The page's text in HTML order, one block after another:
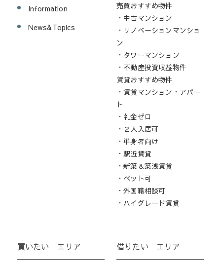
Information
News&Topics
売買おすすめ物件
・中古マンション
・リノベーションマンショ
ン
・タワーマンション
・不動産投資収益物件
賃貸おすすめ物件
・賃貸マンション・アパー
ト
・礼金ゼロ
・２人入居可
・単身者向け
・駅近賃貸
・新築＆築浅賃貸
・ペット可
・外国籍相談可
・ハイグレード賃貸
買いたい エリア 借りたい エリア